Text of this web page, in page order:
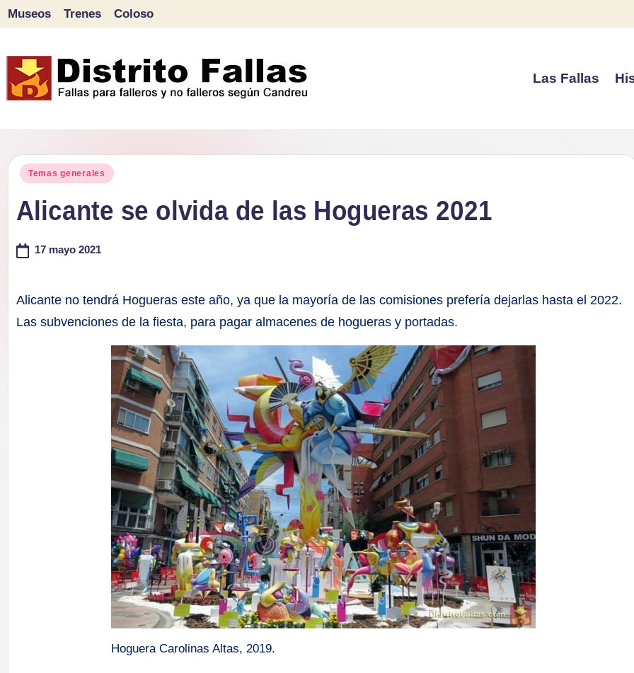
contenido
Museos Trenes Coloso
Las Fallas
Publicado
Temas generales
Alicante se olvida de las Hogueras 2021
17 mayo 2021
Alicante no tendrá Hogueras este año, ya que la mayoría de las comisiones prefería dejarlas hasta el 2022.
Las subvenciones de la fiesta, para pagar almacenes de hogueras y portadas.
Hoguera Carolinas Altas, 2019.